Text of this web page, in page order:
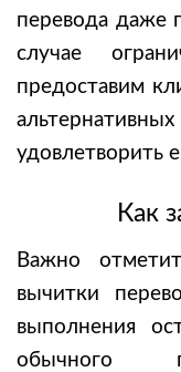
перевода даже
случае
предоставим
удовлетворить
Как
Важно
вычитки
выполнения
обычного